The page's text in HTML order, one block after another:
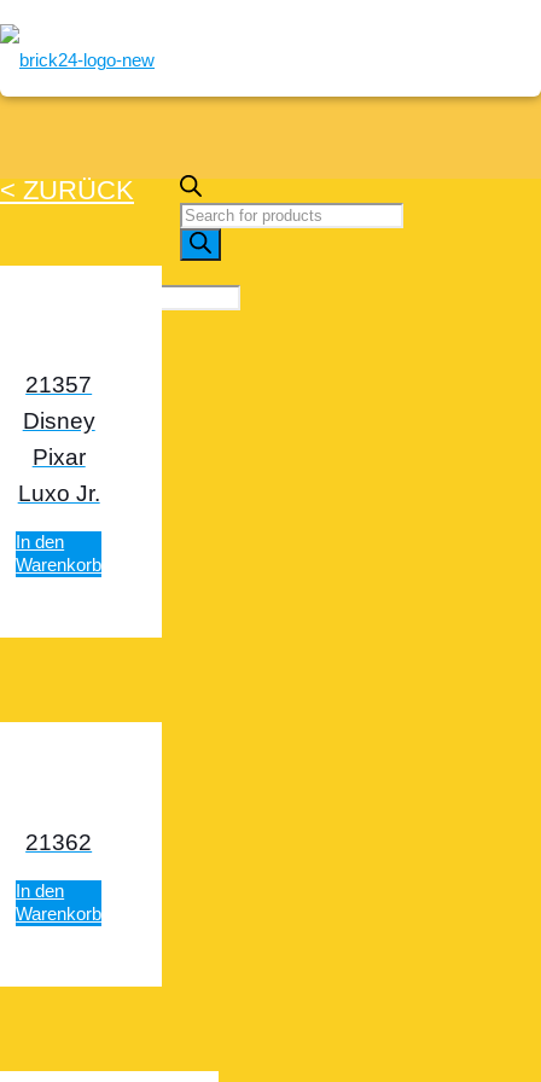
Artikels
search
< ZURÜCK
21357
Disney
Pixar
Luxo Jr.
In den
Warenkorb
21362
In den
Warenkorb